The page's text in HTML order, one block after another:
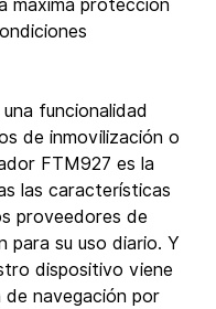
máxima protección
funcionalidad
de inmovilización o
FTM927 es la
las características
proveedores de
para su uso diario. Y
dispositivo viene
navegación por